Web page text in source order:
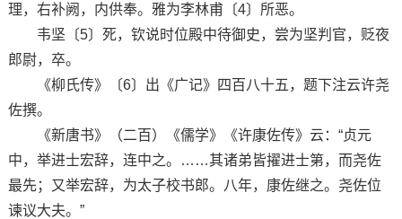
理，右补阙，内供奉。雅为李林甫〔4〕所恶。
韦坚〔5〕死，钦说时位殿中待御史，尝为坚判官，贬夜
郎尉，卒。
《柳氏传》〔6〕出《广记》四百八十五，题下注云许尧
佐撰。
《新唐书》（二百）《儒学》《许康佐传》云：“贞元
中，举进士宏辞，连中之。……其诸弟皆擢进士第，而尧佐
最先；又举宏辞，为太子校书郎。八年，康佐继之。尧佐位
谏议大夫。”